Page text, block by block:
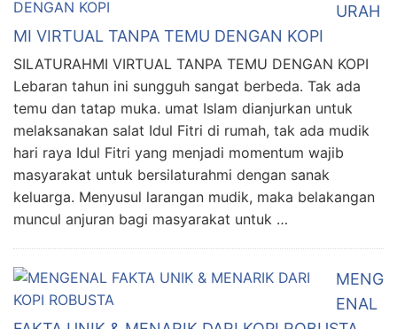
URAH
MI VIRTUAL TANPA TEMU DENGAN KOPI
SILATURAHMI VIRTUAL TANPA TEMU DENGAN KOPI
Lebaran tahun ini sungguh sangat berbeda. Tak ada
temu dan tatap muka. umat Islam dianjurkan untuk
melaksanakan salat Idul Fitri di rumah, tak ada mudik
hari raya Idul Fitri yang menjadi momentum wajib
masyarakat untuk bersilaturahmi dengan sanak
keluarga. Menyusul larangan mudik, maka belakangan
muncul anjuran bagi masyarakat untuk …
MENG
ENAL